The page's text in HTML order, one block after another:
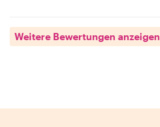
Weitere Bewertungen anzeigen